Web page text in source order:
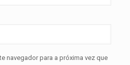
navegador para a próxima vez que